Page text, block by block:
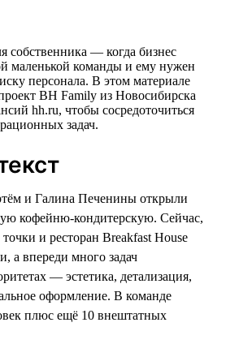
собственника — когда бизнес
маленькой команды и ему нужен
персонала. В этом материале
BH Family из Новосибирска
hh.ru, чтобы сосредоточиться
задач.
и Галина Печенины открыли
кофейню-кондитерскую. Сейчас,
и ресторан Breakfast House
а впереди много задач
— эстетика, детализация,
оформление. В команде
плюс ещё 10 внештатных